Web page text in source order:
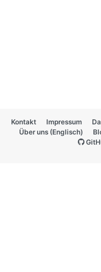
Kontakt Impressum
Über uns (Englisch)